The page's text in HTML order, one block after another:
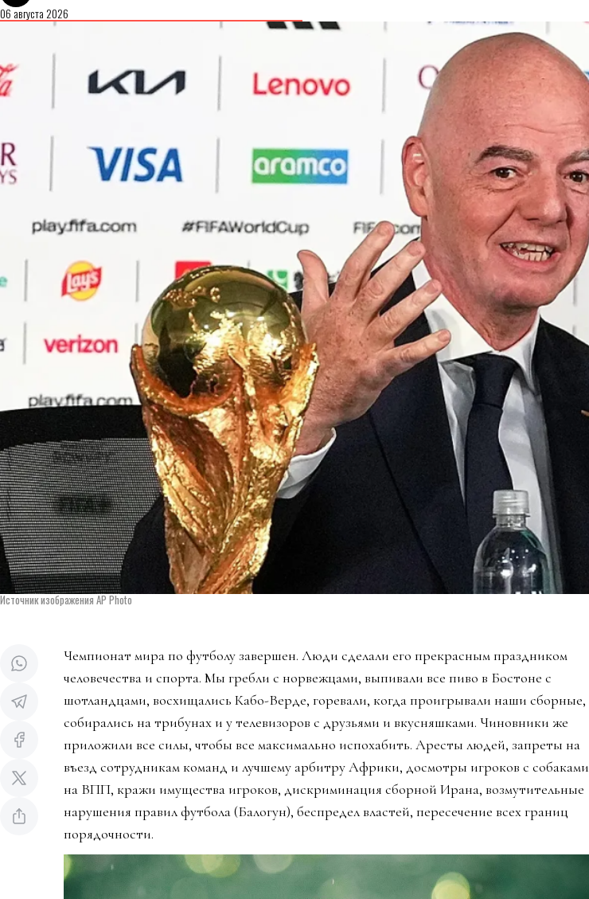
06 августа 2026
Источник изображения AP Photo
Чемпионат мира по футболу завершен. Люди сделали его прекрасным праздником
человечества и спорта. Мы гребли с норвежцами, выпивали все пиво в Бостоне с
шотландцами, восхищались Кабо-Верде, горевали, когда проигрывали наши сборные,
собирались на трибунах и у телевизоров с друзьями и вкусняшками. Чиновники же
приложили все силы, чтобы все максимально испохабить. Аресты людей, запреты на
въезд сотрудникам команд и лучшему арбитру Африки, досмотры игроков с собаками
на ВПП, кражи имущества игроков, дискриминация сборной Ирана, возмутительные
нарушения правил футбола (Балогун), беспредел властей, пересечение всех границ
порядочности.